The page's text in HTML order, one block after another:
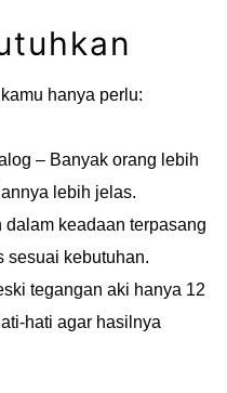
hanya perlu:
– Banyak orang lebih
lebih jelas.
keadaan terpasang
sesuai kebutuhan.
tegangan aki hanya 12
hati agar hasilnya